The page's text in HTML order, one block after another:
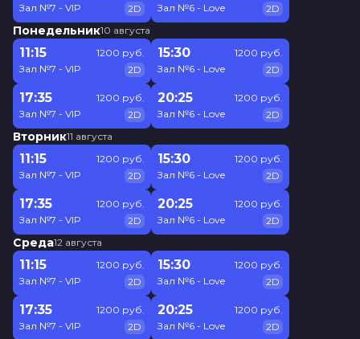
Зал №7 - VIP
2D
Зал №6 - Love
2D
Понедельник10 августа
11:15
Зал №7 - VIP
1200 руб.
2D
15:30
Зал №6 - Love
1200 руб.
2D
17:35
Зал №7 - VIP
1200 руб.
2D
20:25
Зал №6 - Love
1200 руб.
2D
Вторник11 августа
11:15
Зал №7 - VIP
1200 руб.
2D
15:30
Зал №6 - Love
1200 руб.
2D
17:35
Зал №7 - VIP
1200 руб.
2D
20:25
Зал №6 - Love
1200 руб.
2D
Среда12 августа
11:15
Зал №7 - VIP
1200 руб.
2D
15:30
Зал №6 - Love
1200 руб.
2D
17:35
Зал №7 - VIP
1200 руб.
2D
20:25
Зал №6 - Love
1200 руб.
2D